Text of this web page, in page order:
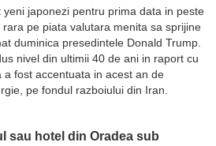
japonezi pentru prima data in peste
pe piata valutara menita sa sprijine
duminica presedintele Donald Trump.
nivel din ultimii 40 de ani in raport cu
fost accentuata in acest an de
pe fondul razboiului din Iran.
sau hotel din Oradea sub